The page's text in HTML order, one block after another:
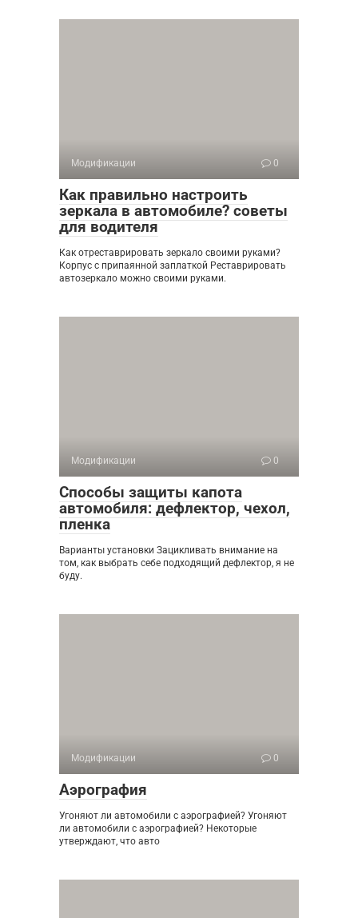
Модификации 0
Как правильно настроить
зеркала в автомобиле? советы
для водителя
Как отреставрировать зеркало своими руками?
Корпус с припаянной заплаткой Реставрировать
автозеркало можно своими руками.
Модификации 0
Способы защиты капота
автомобиля: дефлектор, чехол,
пленка
Варианты установки Зацикливать внимание на
том, как выбрать себе подходящий дефлектор, я не
буду.
Модификации 0
Аэрография
Угоняют ли автомобили с аэрографией? Угоняют
ли автомобили с аэрографией? Некоторые
утверждают, что авто